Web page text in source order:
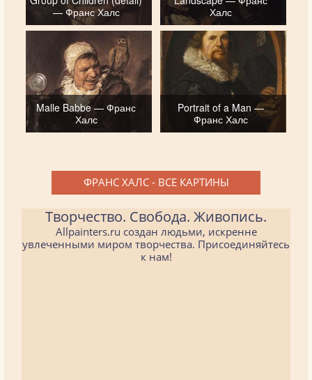
— Франс Халс
Халс
Malle Babbe — Франс
Халс
Portrait of a Man —
Франс Халс
ФРАНС ХАЛС - ВСЕ КАРТИНЫ
Творчество. Свобода. Живопись.
Allpainters.ru создан людьми, искренне
увлеченными миром творчества. Присоединяйтесь
к нам!